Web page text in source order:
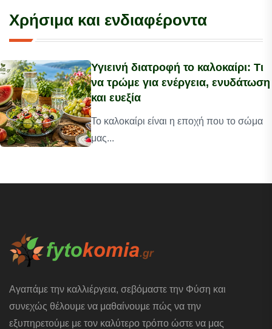
Χρήσιμα και ενδιαφέροντα
Υγιεινή διατροφή το καλοκαίρι: Τι
να τρώμε για ενέργεια, ενυδάτωση
και ευεξία
Το καλοκαίρι είναι η εποχή που το σώμα
μας...
Αγαπάμε την καλλιέργεια, σεβόμαστε την Φύση και
συνεχώς θέλουμε να μαθαίνουμε πώς να την
εξυπηρετούμε με τον καλύτερο τρόπο ώστε να μας